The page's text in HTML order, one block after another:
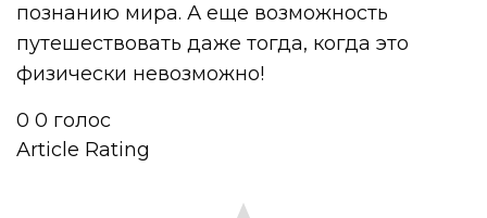
познанию мира. А еще возможность
путешествовать даже тогда, когда это
физически невозможно!
0 0 голос
Article Rating